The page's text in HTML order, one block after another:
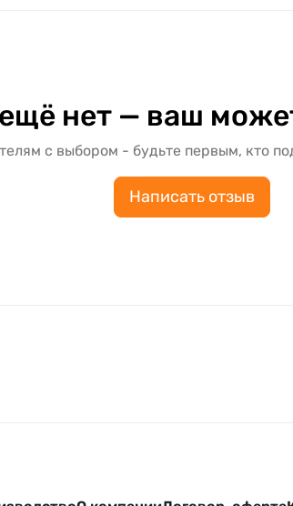
нет — ваш
с выбором - будьте первым, кто
Написать отзыв